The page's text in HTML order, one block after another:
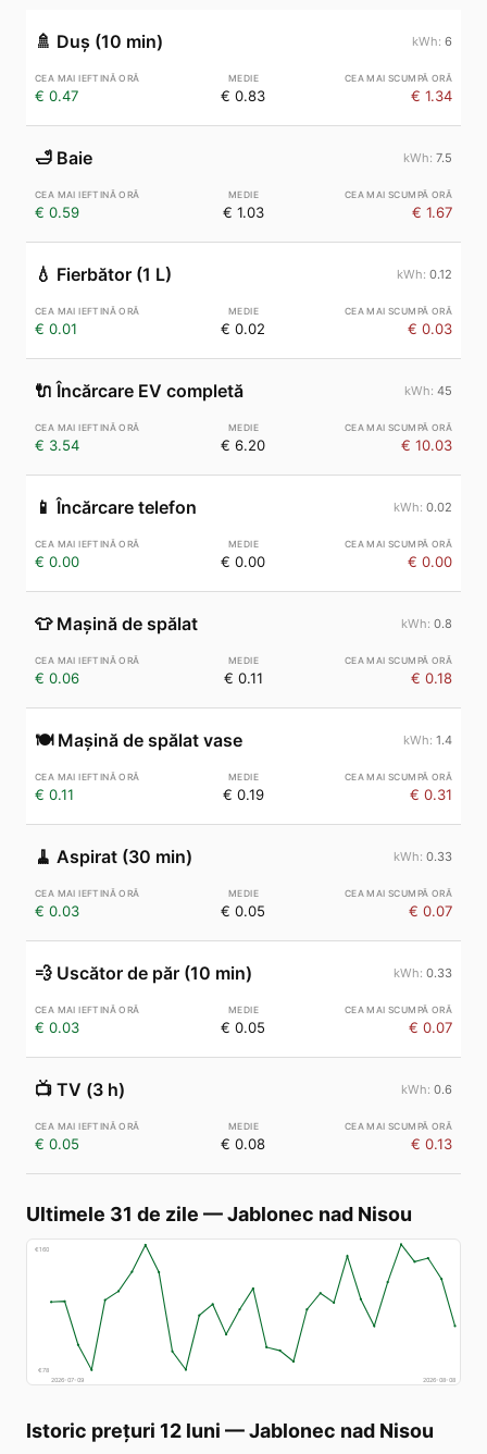
🚿 Duș (10 min) 6
€ 0.47 € 0.83 € 1.34
🛁 Baie 7.5
€ 0.59 € 1.03 € 1.67
💧 Fierbător (1 L) 0.12
€ 0.01 € 0.02 € 0.03
🔌 Încărcare EV completă 45
€ 3.54 € 6.20 € 10.03
📱 Încărcare telefon 0.02
€ 0.00 € 0.00 € 0.00
👕 Mașină de spălat 0.8
€ 0.06 € 0.11 € 0.18
🍽️ Mașină de spălat vase 1.4
€ 0.11 € 0.19 € 0.31
🧹 Aspirat (30 min) 0.33
€ 0.03 € 0.05 € 0.07
💨 Uscător de păr (10 min) 0.33
€ 0.03 € 0.05 € 0.07
📺 TV (3 h) 0.6
€ 0.05 € 0.08 € 0.13
Ultimele 31 de zile —Jablonec nad Nisou
€160
€78
2026-07-09
2026-08-08
Istoric prețuri 12 luni —Jablonec nad Nisou